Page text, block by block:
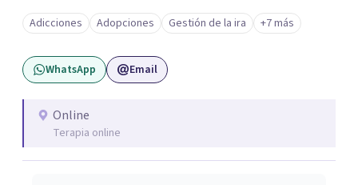
puedas expresarte sin miedo ni juicios, y explorar aquellas
experiencias o sentimientos que muchas veces resultan
difíciles de poner en palabras. A lo largo de mi trayectoria
me he formado y trabajado en clínica psicosomática,
vínculos dependientes y conflictos individuales, de pareja
o familiares. Esta experiencia me permite brindarte un
enfoque integral, adaptado a tus necesidades, que va más
Adicciones Adopciones Gestión de la ira +7 más
WhatsApp Email
Online
Terapia online